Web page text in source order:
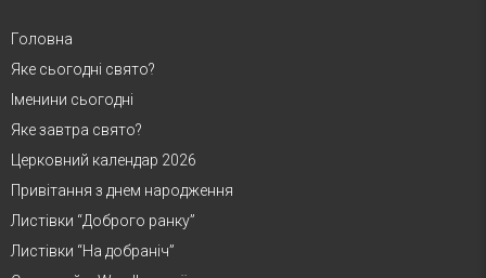
Головна
Яке сьогодні свято?
Іменини сьогодні
Яке завтра свято?
Церковний календар 2026
Привітання з днем народження
Листівки “Доброго ранку”
Листівки “На добраніч”